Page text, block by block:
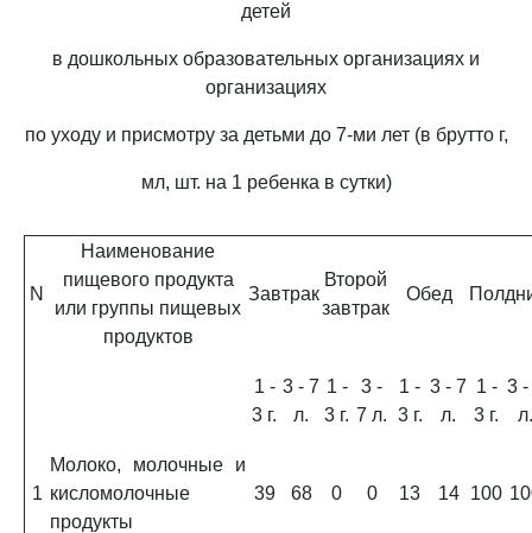
детей
в дошкольных образовательных организациях и
организациях
по уходу и присмотру за детьми до 7-ми лет (в брутто г,
мл, шт. на 1 ребенка в сутки)
N
Наименование
пищевого продукта
или группы пищевых
продуктов
Завтрак
Второй
завтрак
Обед
1 -
3 г.
3 - 7
л.
1 -
3 г.
3 -
7 л.
1 -
3 г.
3 - 7
л.
1 -
3 г.
3 -
л.
1
Молоко, молочные и
кисломолочные
продукты
39 68 0 0 13 14 100